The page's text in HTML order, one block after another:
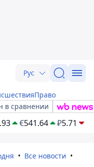
Рус
Право
в сравнении
€541.64 ₽5.71
Все новости